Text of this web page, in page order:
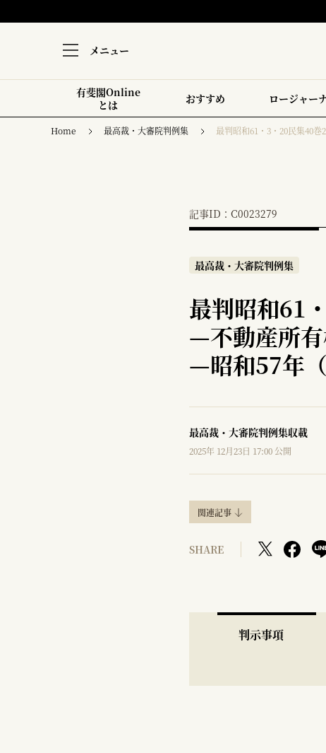
メニュー
有斐閣Online
とは
おすすめ ロージャー
Home 最高裁・大審院判例集 最判昭和61・3・20民集40巻
記事ID：C0023279
最高裁・大審院判例集
最判昭和61
—不動産所
—昭和57年
最高裁・大審院判例集収載
2025年 12月23日 17:00 公開
関連記事
SHARE
判示事項